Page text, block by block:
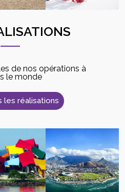
de nos opérations à
le monde
les réalisations